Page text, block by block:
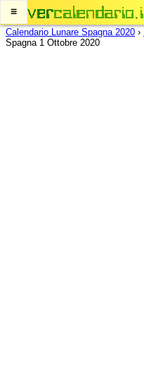
≡
Calendario Lunare Spagna 2020 ›
Spagna 1 Ottobre 2020